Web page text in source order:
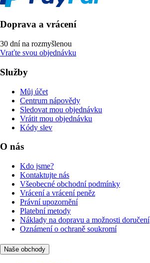
Doprava a vrácení
30 dní na rozmyšlenou
Vraťte svou objednávku
Služby
Můj účet
Centrum nápovědy
Sledovat mou objednávku
Vrátit mou objednávku
Kódy slev
O nás
Kdo jsme?
Kontaktujte nás
Všeobecné obchodní podmínky
Vrácení a vrácení peněz
Právní upozornění
Platební metody
Náklady na dopravu a možnosti doručení
Oznámení o ochraně soukromí
Naše obchody